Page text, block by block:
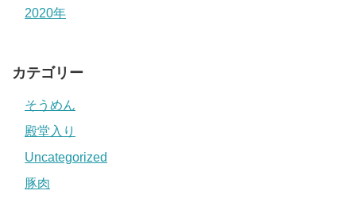
2020年
カテゴリー
そうめん
殿堂入り
Uncategorized
豚肉